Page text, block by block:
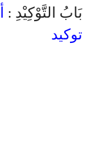
بَابُ التَّوْكِيْدِ :
توكيد